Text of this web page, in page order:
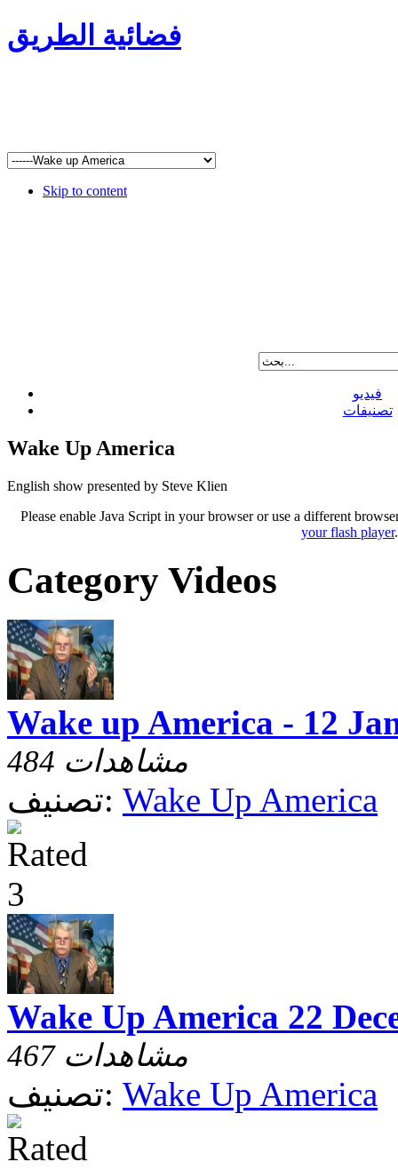
فضائية الطريق
Skip to content
فيديو
تصنيفات
Wake Up America
English show presented by Steve Klien
Please enable Java Script in your browser or use a different
your flash player.
Category Videos
Wake up America - 12
484 مشاهدات
تصنيف: Wake Up America
Wake Up America 22
467 مشاهدات
تصنيف: Wake Up America